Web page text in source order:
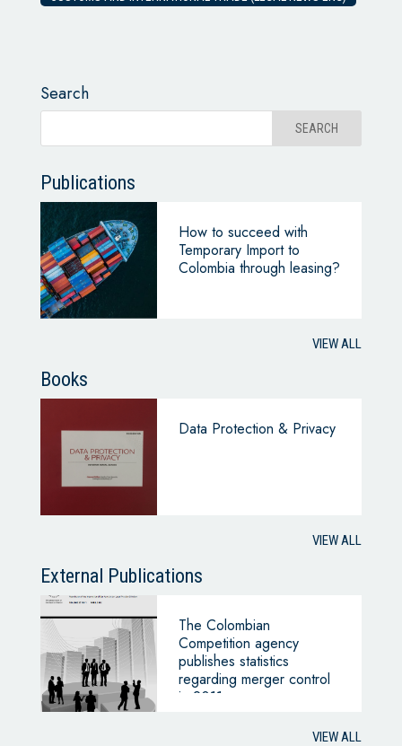
Search
Publications
How to succeed with
Temporary Import to
Colombia through leasing?
VIEW ALL
Books
Data Protection & Privacy
VIEW ALL
External Publications
The Colombian
Competition agency
publishes statistics
regarding merger control
in 2011
VIEW ALL